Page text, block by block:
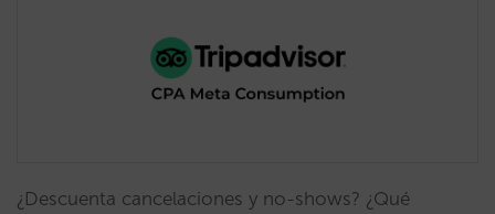
¿Descuenta cancelaciones y no-shows? ¿Qué